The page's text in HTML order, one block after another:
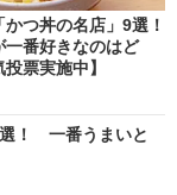
つ丼の名店」9選！
番好きなのはど
票実施中】
！ 一番うまいと